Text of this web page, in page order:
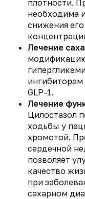
плотности.
необходима
снижения
Лечение
ингибиторам
GLP-1.
Лечение
Цилостазол
ходьбы у
хромотой.
сердечной
позволяет
качество
при
сахарном